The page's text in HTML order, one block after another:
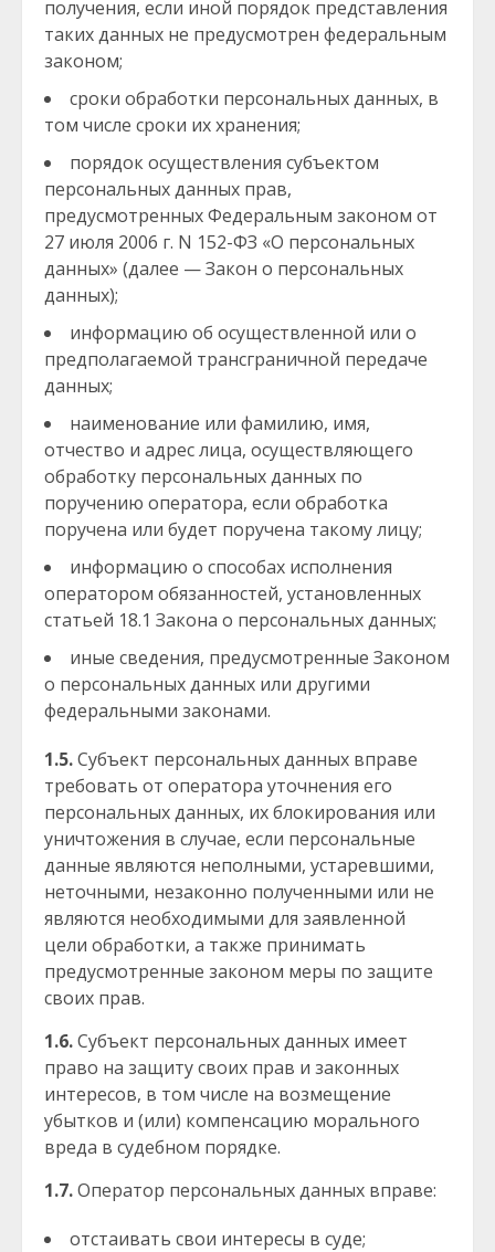
получения, если иной порядок представления
таких данных не предусмотрен федеральным
законом;
сроки обработки персональных данных, в
том числе сроки их хранения;
порядок осуществления субъектом
персональных данных прав,
предусмотренных Федеральным законом от
27 июля 2006 г. N 152-ФЗ «О персональных
данных» (далее — Закон о персональных
данных);
информацию об осуществленной или о
предполагаемой трансграничной передаче
данных;
наименование или фамилию, имя,
отчество и адрес лица, осуществляющего
обработку персональных данных по
поручению оператора, если обработка
поручена или будет поручена такому лицу;
информацию о способах исполнения
оператором обязанностей, установленных
статьей 18.1 Закона о персональных данных;
иные сведения, предусмотренные Законом
о персональных данных или другими
федеральными законами.
1.5.Субъект персональных данных вправе
требовать от оператора уточнения его
персональных данных, их блокирования или
уничтожения в случае, если персональные
данные являются неполными, устаревшими,
неточными, незаконно полученными или не
являются необходимыми для заявленной
цели обработки, а также принимать
предусмотренные законом меры по защите
своих прав.
1.6.Субъект персональных данных имеет
право на защиту своих прав и законных
интересов, в том числе на возмещение
убытков и (или) компенсацию морального
вреда в судебном порядке.
1.7.Оператор персональных данных вправе:
отстаивать свои интересы в суде;